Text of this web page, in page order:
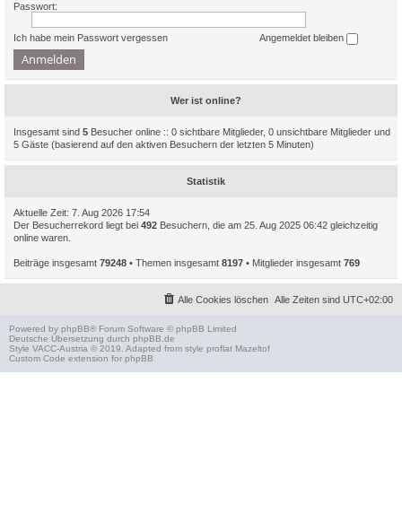
Passwort:
Ich habe mein Passwort vergessen Angemeldet bleiben
Wer ist online?
Insgesamt sind 5 Besucher online :: 0 sichtbare Mitglieder, 0 unsichtbare Mitglieder und
5 Gäste (basierend auf den aktiven Besuchern der letzten 5 Minuten)
Statistik
Aktuelle Zeit: 7. Aug 2026 17:54
Der Besucherrekord liegt bei 492 Besuchern, die am 25. Aug 2025 06:42 gleichzeitig
online waren.
Beiträge insgesamt 79248 • Themen insgesamt 8197 • Mitglieder insgesamt 769
Alle Zeiten sind UTC+02:00
Alle Cookies löschen
Powered by phpBB® Forum Software © phpBB Limited
Deutsche Übersetzung durch phpBB.de
Style VACC-Austria © 2019. Adapted from style proflat Mazeltof
Custom Code extension for phpBB